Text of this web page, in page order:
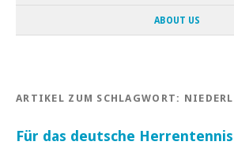
ABOUT US
ARTIKEL ZUM SCHLAGWORT:
Für das deutsche